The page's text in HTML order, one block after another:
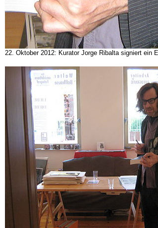
22. Oktober 2012: Kurator Jorge Ribalta signiert ein